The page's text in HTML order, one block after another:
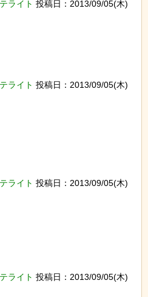
ライト 投稿日：2013/09/05(木)
ライト 投稿日：2013/09/05(木)
ライト 投稿日：2013/09/05(木)
ライト 投稿日：2013/09/05(木)